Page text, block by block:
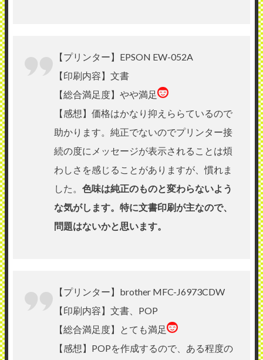
【プリンター】EPSON EW-052A
【印刷内容】文書
【総合満足度】やや満足
【感想】価格はかなり抑えららているので
助かります。純正でないのでプリンター接
続の度にメッセージが表示されることは煩
わしさを感じることがありますが、慣れま
した。 色味は純正のものと変わらないよう
な気がします。特に文書印刷が主なので、
問題はないかと思います。
【プリンター】brother MFC-J6973CDW
【印刷内容】文書、POP
【総合満足度】とても満足
【感想】POPを作成するので、ある程度の